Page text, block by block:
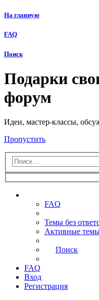
На главную
FAQ
Поиск
Подарки
форум
Идеи, мастер-классы,
Пропустить
FAQ
Темы без
Активные
Поиск
FAQ
Вход
Регистрация